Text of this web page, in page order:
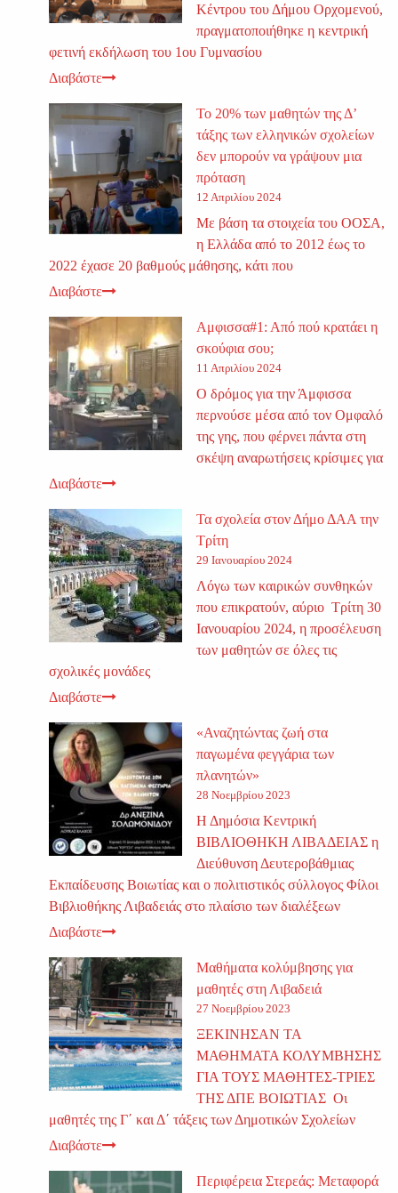
Κέντρου του Δήμου Ορχομενού,
πραγματοποιήθηκε η κεντρική
φετινή εκδήλωση του 1ου Γυμνασίου
Διαβάστε
Το 20% των μαθητών της Δ’
τάξης των ελληνικών σχολείων
δεν μπορούν να γράψουν μια
πρόταση
12 Απριλίου 2024
Με βάση τα στοιχεία του ΟΟΣΑ,
η Ελλάδα από το 2012 έως το
2022 έχασε 20 βαθμούς μάθησης, κάτι που
Διαβάστε
Αμφισσα#1: Από πού κρατάει η
σκούφια σου;
11 Απριλίου 2024
Ο δρόμος για την Άμφισσα
περνούσε μέσα από τον Ομφαλό
της γης, που φέρνει πάντα στη
σκέψη αναρωτήσεις κρίσιμες για
Διαβάστε
Τα σχολεία στον Δήμο ΔΑΑ την
Τρίτη
29 Ιανουαρίου 2024
Λόγω των καιρικών συνθηκών
που επικρατούν, αύριο Τρίτη 30
Ιανουαρίου 2024, η προσέλευση
των μαθητών σε όλες τις
σχολικές μονάδες
Διαβάστε
«Αναζητώντας ζωή στα
παγωμένα φεγγάρια των
πλανητών»
28 Νοεμβρίου 2023
Η Δημόσια Κεντρική
ΒΙΒΛΙΟΘΗΚΗ ΛΙΒΑΔΕΙΑΣ η
Διεύθυνση Δευτεροβάθμιας
Εκπαίδευσης Βοιωτίας και ο πολιτιστικός σύλλογος Φίλοι
Βιβλιοθήκης Λιβαδειάς στο πλαίσιο των διαλέξεων
Διαβάστε
Μαθήματα κολύμβησης για
μαθητές στη Λιβαδειά
27 Νοεμβρίου 2023
ΞΕΚΙΝΗΣΑΝ ΤΑ
ΜΑΘΗΜΑΤΑ ΚΟΛΥΜΒΗΣΗΣ
ΓΙΑ ΤΟΥΣ ΜΑΘΗΤΕΣ-ΤΡΙΕΣ
ΤΗΣ ΔΠΕ ΒΟΙΩΤΙΑΣ Οι
μαθητές της Γ΄ και Δ΄ τάξεις των Δημοτικών Σχολείων
Διαβάστε
Περιφέρεια Στερεάς: Μεταφορά